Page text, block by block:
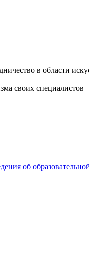
в области
своих специалистов
об